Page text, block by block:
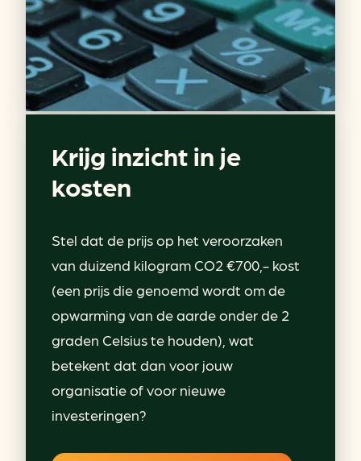
Krijg inzicht in je
kosten
Stel dat de prijs op het veroorzaken
van duizend kilogram CO2 €700,- kost
(een prijs die genoemd wordt om de
opwarming van de aarde onder de 2
graden Celsius te houden), wat
betekent dat dan voor jouw
organisatie of voor nieuwe
investeringen?